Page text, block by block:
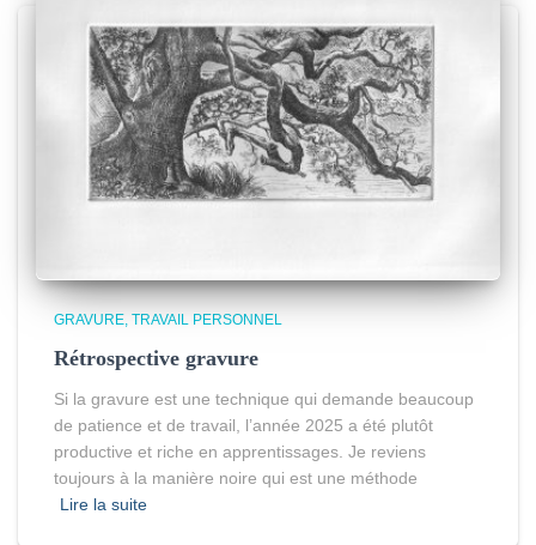
GRAVURE TRAVAIL PERSONNEL
Rétrospective gravure
Si la gravure est une technique qui demande beaucoup
de patience et de travail, l’année 2025 a été plutôt
productive et riche en apprentissages. Je reviens
toujours à la manière noire qui est une méthode
Lire la suite